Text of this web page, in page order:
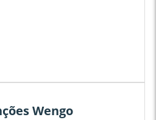
e das nossas longas conversas
Tarot e a Astrologia,
se tornaram essenciais na
Wengo